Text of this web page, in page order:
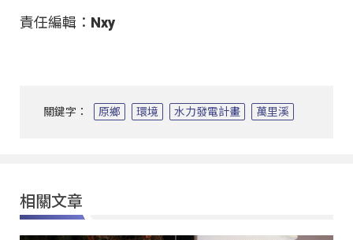
責任編輯：Nxy
關鍵字： 原鄉 環境 水力發電計畫 萬里溪
相關文章